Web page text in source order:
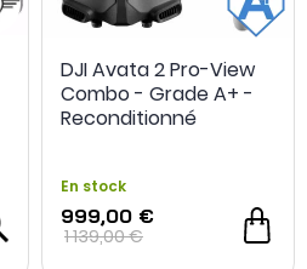
DJI Avata 2 Pro-View
Combo - Grade A+ -
Reconditionné
En stock
999,00 €
1 139,00 €